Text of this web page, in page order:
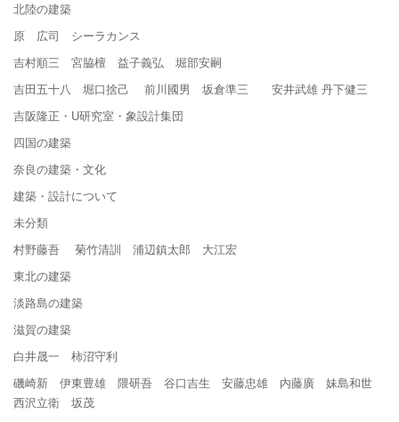
北陸の建築
原 広司 シーラカンス
吉村順三 宮脇檀 益子義弘 堀部安嗣
吉田五十八 堀口捨己 前川國男 坂倉準三 安井武雄 丹下健三
吉阪隆正・U研究室・象設計集団
四国の建築
奈良の建築・文化
建築・設計について
未分類
村野藤吾 菊竹清訓 浦辺鎮太郎 大江宏
東北の建築
淡路島の建築
滋賀の建築
白井晟一 柿沼守利
磯崎新 伊東豊雄 隈研吾 谷口吉生 安藤忠雄 内藤廣 妹島和世
西沢立衛 坂茂